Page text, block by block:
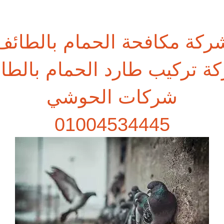
مكافحة الحمام
تركيب طارد الحمام
شركات الحوشي
01004534445